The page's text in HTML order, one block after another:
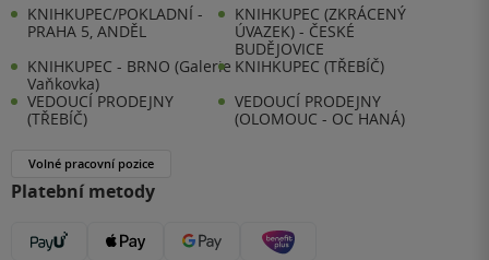
KNIHKUPEC/POKLADNÍ -
PRAHA 5, ANDĚL
KNIHKUPEC (ZKRÁCENÝ
ÚVAZEK) - ČESKÉ
BUDĚJOVICE
KNIHKUPEC - BRNO (Galerie
Vaňkovka)
KNIHKUPEC (TŘEBÍČ)
VEDOUCÍ PRODEJNY
(TŘEBÍČ)
VEDOUCÍ PRODEJNY
(OLOMOUC - OC HANÁ)
Volné pracovní pozice
Platební metody